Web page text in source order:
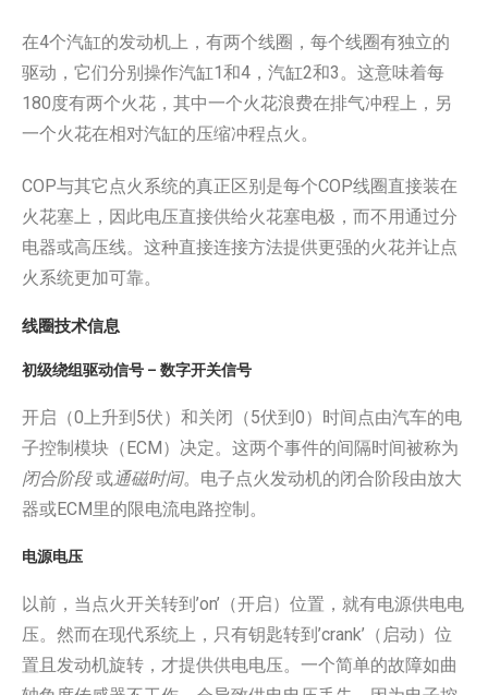
在4个汽缸的发动机上，有两个线圈，每个线圈有独立的
驱动，它们分别操作汽缸1和4，汽缸2和3。这意味着每
180度有两个火花，其中一个火花浪费在排气冲程上，另
一个火花在相对汽缸的压缩冲程点火。
COP与其它点火系统的真正区别是每个COP线圈直接装在
火花塞上，因此电压直接供给火花塞电极，而不用通过分
电器或高压线。这种直接连接方法提供更强的火花并让点
火系统更加可靠。
线圈技术信息
初级绕组驱动信号 – 数字开关信号
开启（0上升到5伏）和关闭（5伏到0）时间点由汽车的电
子控制模块（ECM）决定。这两个事件的间隔时间被称为
闭合阶段或通磁时间。电子点火发动机的闭合阶段由放大
器或ECM里的限电流电路控制。
电源电压
以前，当点火开关转到’on’（开启）位置，就有电源供电电
压。然而在现代系统上，只有钥匙转到’crank’（启动）位
置且发动机旋转，才提供供电电压。一个简单的故障如曲